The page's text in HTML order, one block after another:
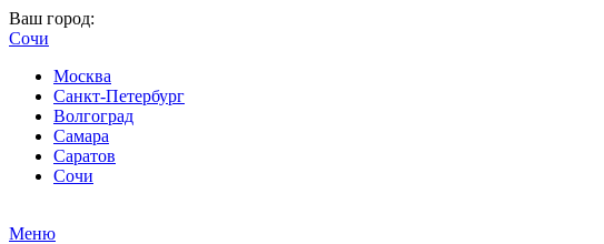
Ваш город:
Сочи
Москва
Санкт-Петербург
Волгоград
Самара
Саратов
Сочи
Меню